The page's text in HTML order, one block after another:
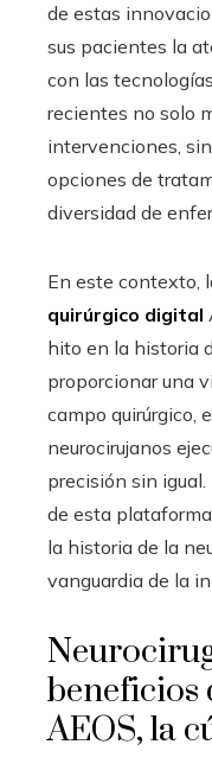
de estas
sus pacientes la
con las
recientes no solo
intervenciones,
opciones de
diversidad de
En este contexto,
quirúrgico digital
hito en la historia
proporcionar una
campo quirúrgico,
neurocirujanos
precisión sin
de esta
la historia de la
vanguardia de la
beneficios
AEOS, la